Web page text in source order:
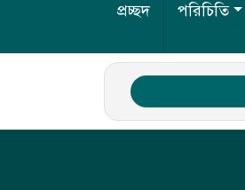
প্রচ্ছদ পরিচিতি